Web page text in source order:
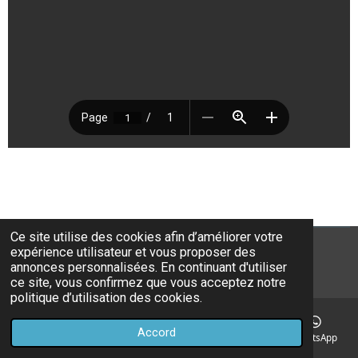
Ce site utilise des cookies afin d’améliorer votre
expérience utilisateur et vous proposer des
annonces personnalisées. En continuant d'utiliser
ce site, vous confirmez que vous acceptez notre
politique d’utilisation des cookies.
Accord
© 2022 - 2026 RBC Wanze - Tournoi
Propulsé parWebador
Carte WhatsApp